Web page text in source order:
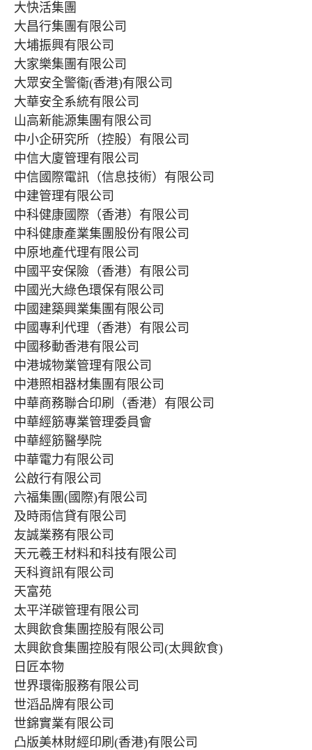
大快活集團
大昌行集團有限公司
大埔振興有限公司
大家樂集團有限公司
大眾安全警衞(香港)有限公司
大華安全系統有限公司
山高新能源集團有限公司
中小企研究所（控股）有限公司
中信大廈管理有限公司
中信國際電訊（信息技術）有限公司
中建管理有限公司
中科健康國際（香港）有限公司
中科健康產業集團股份有限公司
中原地產代理有限公司
中國平安保險（香港）有限公司
中國光大綠色環保有限公司
中國建築興業集團有限公司
中國專利代理（香港）有限公司
中國移動香港有限公司
中港城物業管理有限公司
中港照相器材集團有限公司
中華商務聯合印刷（香港）有限公司
中華經筋專業管理委員會
中華經筋醫學院
中華電力有限公司
公啟行有限公司
六福集團(國際)有限公司
及時雨信貸有限公司
友誠業務有限公司
天元羲王材料和科技有限公司
天科資訊有限公司
天富苑
太平洋碳管理有限公司
太興飲食集團控股有限公司
太興飲食集團控股有限公司(太興飲食)
日匠本物
世界環衛服務有限公司
世滔品牌有限公司
世錦實業有限公司
凸版美林財經印刷(香港)有限公司